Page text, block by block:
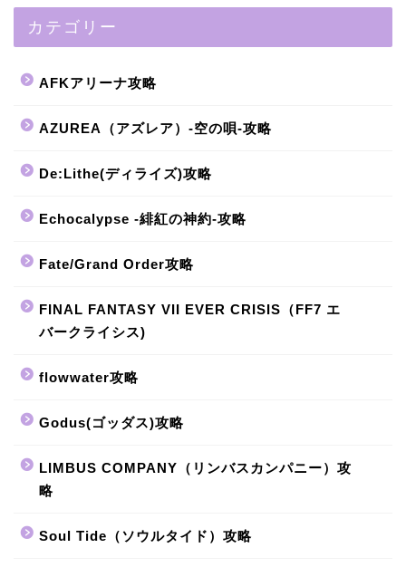
カテゴリー
AFKアリーナ攻略
AZUREA（アズレア）-空の唄-攻略
De:Lithe(ディライズ)攻略
Echocalypse -緋紅の神約-攻略
Fate/Grand Order攻略
FINAL FANTASY VII EVER CRISIS（FF7 エ
バークライシス)
flowwater攻略
Godus(ゴッダス)攻略
LIMBUS COMPANY（リンバスカンパニー）攻
略
Soul Tide（ソウルタイド）攻略